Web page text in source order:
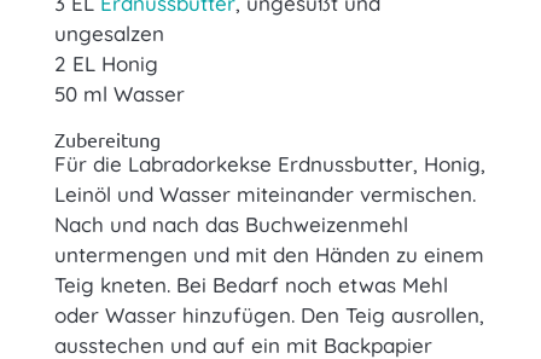
ungesalzen
2 EL Honig
50 ml Wasser
Zubereitung
Für die Labradorkekse Erdnussbutter, Honig,
Leinöl und Wasser miteinander vermischen.
Nach und nach das Buchweizenmehl
untermengen und mit den Händen zu einem
Teig kneten. Bei Bedarf noch etwas Mehl
oder Wasser hinzufügen. Den Teig ausrollen,
ausstechen und auf ein mit Backpapier